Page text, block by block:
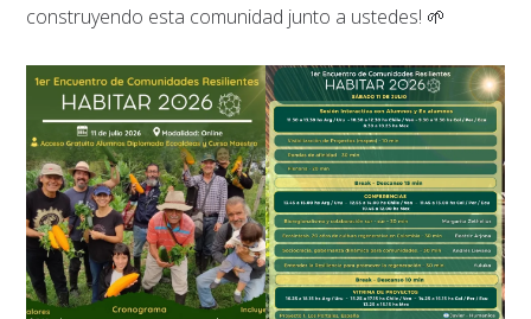
construyendo esta comunidad junto a ustedes! 🌱